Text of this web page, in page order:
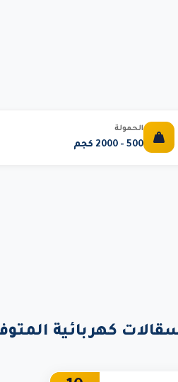
الحمولة
500 - 2000 كجم
كهربائية